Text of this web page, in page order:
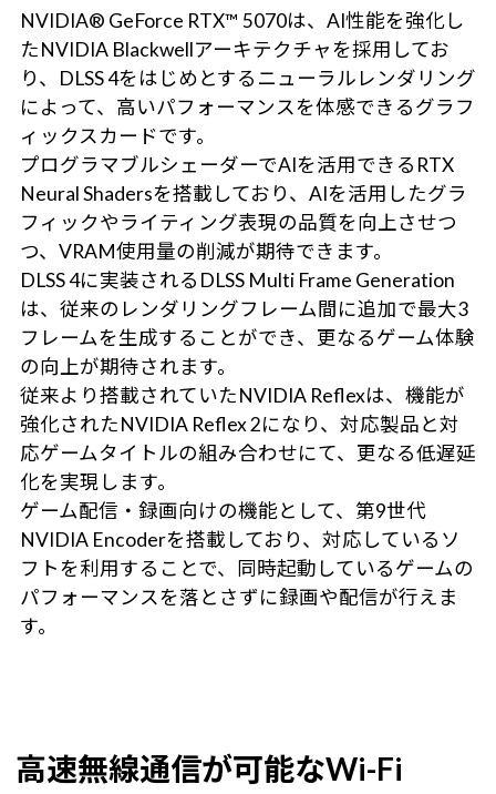
NVIDIA® GeForce RTX™ 5070は、AI性能を強化し
たNVIDIA Blackwellアーキテクチャを採用してお
り、DLSS 4をはじめとするニューラルレンダリング
によって、高いパフォーマンスを体感できるグラフ
ィックスカードです。
プログラマブルシェーダーでAIを活用できるRTX
Neural Shadersを搭載しており、AIを活用したグラ
フィックやライティング表現の品質を向上させつ
つ、VRAM使用量の削減が期待できます。
DLSS 4に実装されるDLSS Multi Frame Generation
は、従来のレンダリングフレーム間に追加で最大3
フレームを生成することができ、更なるゲーム体験
の向上が期待されます。
従来より搭載されていたNVIDIA Reflexは、機能が
強化されたNVIDIA Reflex 2になり、対応製品と対
応ゲームタイトルの組み合わせにて、更なる低遅延
化を実現します。
ゲーム配信・録画向けの機能として、第9世代
NVIDIA Encoderを搭載しており、対応しているソ
フトを利用することで、同時起動しているゲームの
パフォーマンスを落とさずに録画や配信が行えま
す。
高速無線通信が可能なWi-Fi